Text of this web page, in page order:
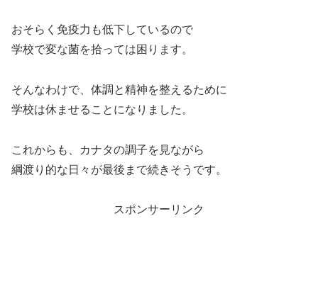
おそらく免疫力も低下しているので
学校で変な菌を拾っては困ります。
そんなわけで、体調と精神を整えるために
学校は休ませることになりました。
これからも、カナタの調子を見ながら
綱渡り的な日々が最後まで続きそうです。
スポンサーリンク